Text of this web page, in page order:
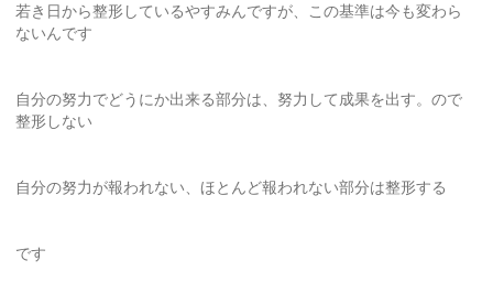
若き日から整形しているやすみんですが、この基準は今も変わら
ないんです
自分の努力でどうにか出来る部分は、努力して成果を出す。ので
整形しない
自分の努力が報われない、ほとんど報われない部分は整形する
です